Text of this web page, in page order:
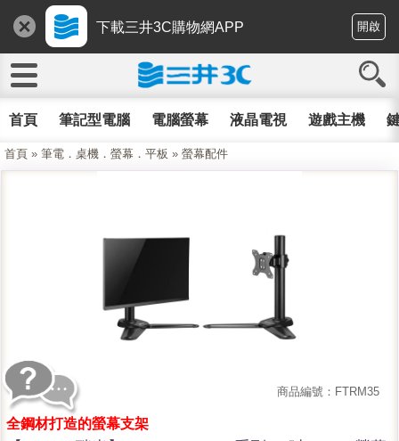
下載三井3C購物網APP 開啟
首頁 筆記型電腦 電腦螢幕 液晶電視 遊戲主機
首頁 » 筆電．桌機．螢幕．平板 » 螢幕配件
商品編號：FTRM35
全鋼材打造的螢幕支架